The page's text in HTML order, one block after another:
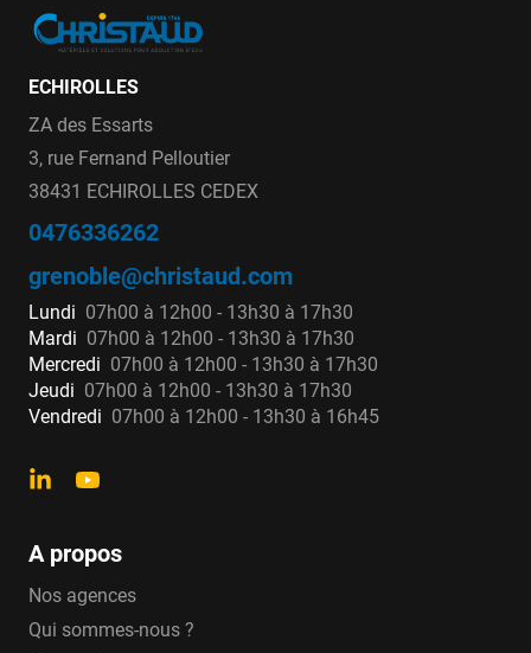
ECHIROLLES
ZA des Essarts
3, rue Fernand Pelloutier
38431 ECHIROLLES CEDEX
0476336262
grenoble@christaud.com
Lundi 07h00 à 12h00 - 13h30 à 17h30
Mardi 07h00 à 12h00 - 13h30 à 17h30
Mercredi 07h00 à 12h00 - 13h30 à 17h30
Jeudi 07h00 à 12h00 - 13h30 à 17h30
Vendredi 07h00 à 12h00 - 13h30 à 16h45
A propos
Nos agences
Qui sommes-nous ?